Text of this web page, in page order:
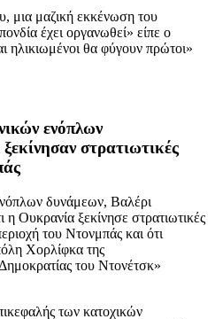
μια μαζική εκκένωση του
έχει οργανωθεί» είπε ο
ηλικιωμένοι θα φύγουν πρώτοι»
ενόπλων
στρατιωτικές
δυνάμεων, Βαλέρι
Ουκρανία ξεκίνησε στρατιωτικές
του Ντονμπάς και ότι
Χορλίφκα της
του Ντονέτσκ»
των κατοχικών